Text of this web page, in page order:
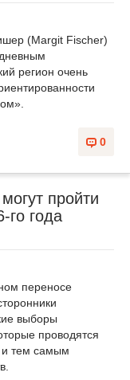
(Margit Fischer)
регион очень
0
пройти
го года
переносе
выборы
проводятся
и тем самым